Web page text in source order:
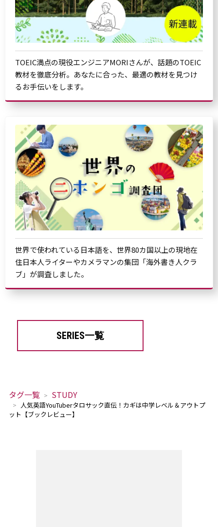
TOEIC満点の現役エンジニアMORIさんが、話題のTOEIC
教材を徹底分析。あなたに合った、最適の教材を見つけ
るお手伝いをします。
世界で使われている日本語を、世界80カ国以上の現地在
住日本人ライターやカメラマンの集団「海外書き人クラ
ブ」が調査しました。
SERIES一覧
タグ一覧 STUDY
人気英語YouTuberタロサック直伝！カギは中学レベル＆アウトプ
ット【ブックレビュー】